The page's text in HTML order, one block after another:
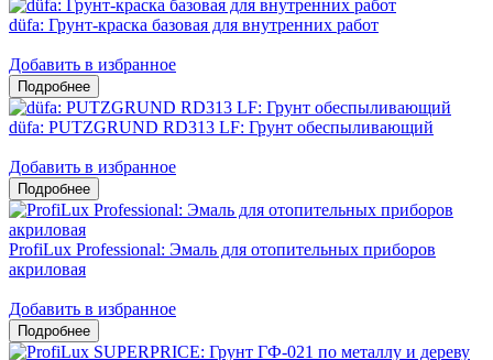
düfa: Грунт-краска базовая для внутренних работ
Добавить в избранное
düfa: PUTZGRUND RD313 LF: Грунт обеспыливающий
Добавить в избранное
ProfiLux Professional: Эмаль для отопительных приборов
акриловая
Добавить в избранное